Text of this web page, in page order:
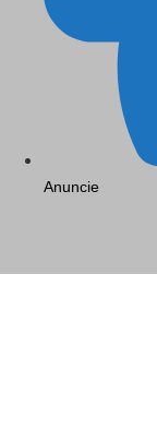
Anuncie